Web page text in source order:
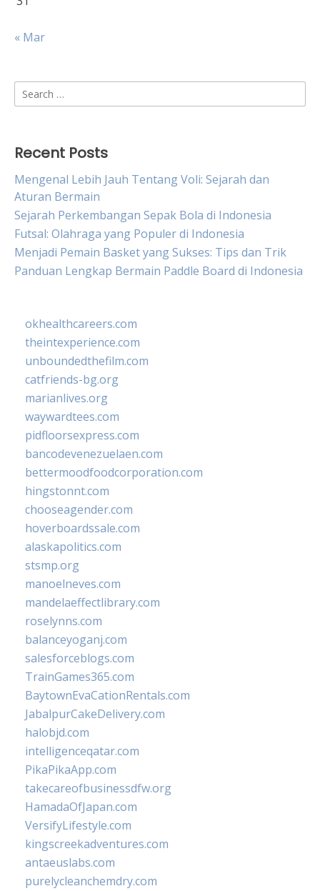
« Mar
Search
for:
Recent Posts
Mengenal Lebih Jauh Tentang Voli: Sejarah dan
Aturan Bermain
Sejarah Perkembangan Sepak Bola di Indonesia
Futsal: Olahraga yang Populer di Indonesia
Menjadi Pemain Basket yang Sukses: Tips dan Trik
Panduan Lengkap Bermain Paddle Board di Indonesia
okhealthcareers.com
theintexperience.com
unboundedthefilm.com
catfriends-bg.org
marianlives.org
waywardtees.com
pidfloorsexpress.com
bancodevenezuelaen.com
bettermoodfoodcorporation.com
hingstonnt.com
chooseagender.com
hoverboardssale.com
alaskapolitics.com
stsmp.org
manoelneves.com
mandelaeffectlibrary.com
roselynns.com
balanceyoganj.com
salesforceblogs.com
TrainGames365.com
BaytownEvaCationRentals.com
JabalpurCakeDelivery.com
halobjd.com
intelligenceqatar.com
PikaPikaApp.com
takecareofbusinessdfw.org
HamadaOfJapan.com
VersifyLifestyle.com
kingscreekadventures.com
antaeuslabs.com
purelycleanchemdry.com